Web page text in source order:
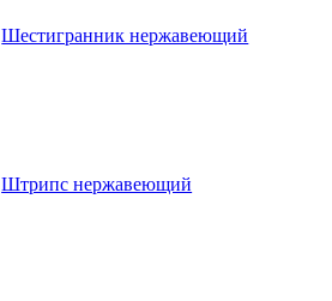
Шестигранник нержавеющий
Штрипс нержавеющий